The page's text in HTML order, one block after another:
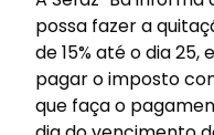
possa fazer a
de 15% até o dia
pagar o imposto
que faça o